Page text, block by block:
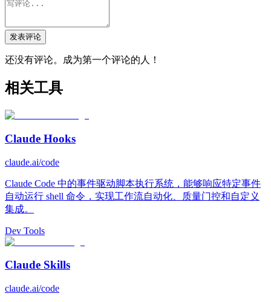
发表评论
还没有评论。成为第一个评论的人！
相关工具
Claude Hooks
claude.ai/code
Claude Code 中的事件驱动脚本执行系统，能够响应特定事件
自动运行 shell 命令，实现工作流自动化、质量门控和自定义
集成。
Dev Tools
Claude Skills
claude.ai/code